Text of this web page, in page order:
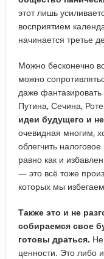
этот лишь
восприятием
начинается третье
Можно бесконечно
можно
даже
Путина, Сечина,
идеи будущего и
очевидная многим,
облегчить
равно как и
— это всё тоже
которых мы
Также это и не
собираемся свое
готовы драться.
ценности. Это либо